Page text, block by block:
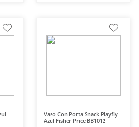
Vaso Con Porta Snack Playfly
Azul Fisher Price BB1012